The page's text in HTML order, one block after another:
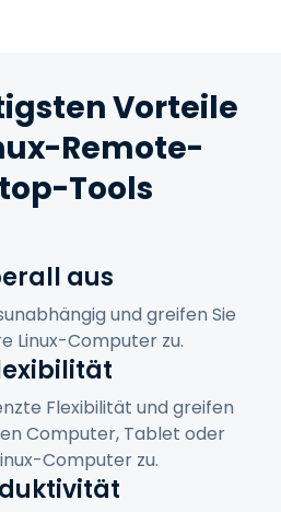
Vorteile
Remote-
Tools
aus
und greifen Sie
Linux-Computer zu.
Flexibilität und greifen
Computer, Tablet oder
Computer zu.